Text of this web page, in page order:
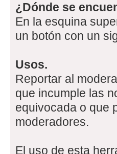
¿Dónde se
En la esquina
un botón con un
Usos.
Reportar al
que incumple las
equivocada o que
moderadores.
El uso de esta